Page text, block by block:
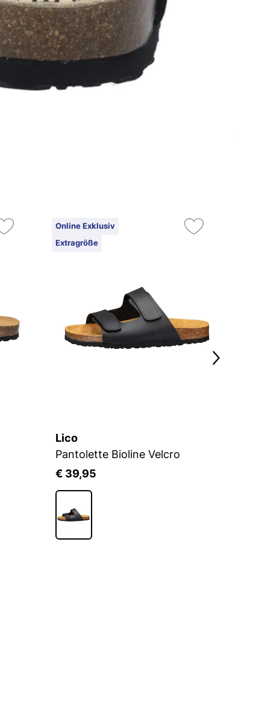
Online Exklusiv
Extragröße
Lico
Pantolette Bioline Velcro
€ 39,95